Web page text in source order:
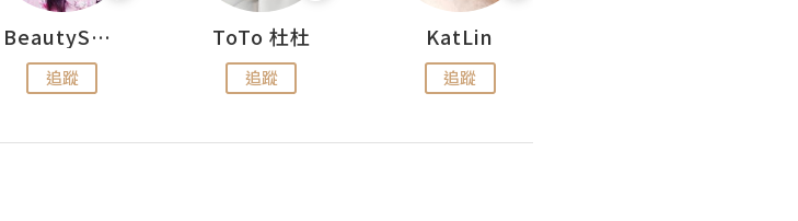
BeautySearch
追蹤
ToTo 杜杜
追蹤
KatLin
追蹤